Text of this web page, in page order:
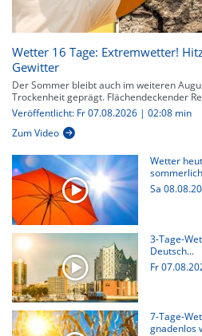
Wetter 16 Tage: Extremwetter!
Gewitter
Der Sommer bleibt auch im weiteren
Trockenheit geprägt. Flächendeckender
Veröffentlicht: Fr 07.08.2026 | 02:08 min
Zum Video
Wetter
Sa
3-Tage-
Deutsch...
Fr
7-Tage-
gnadenlos